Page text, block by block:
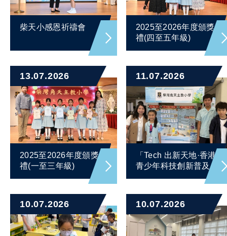
柴天小感恩祈禱會
2025至2026年度頒獎
禮(四至五年級)
13.07.2026
2025至2026年度頒獎
禮(一至三年級)
11.07.2026
「Tech 出新天地·香港
青少年科技創新普及...
10.07.2026 10.07.2026